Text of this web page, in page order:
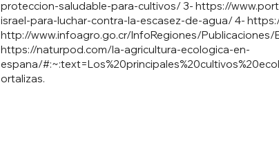
proteccion-saludable-para-cultivos/3- https://
israel-para-luchar-contra-la-escasez-de-agua/4-
http://www.infoagro.go.cr/InfoRegiones/
https://naturpod.com/la-agricultura-ecologica-en-
espana/
ortalizas.